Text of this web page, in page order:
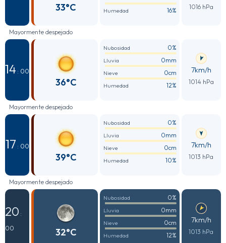
33°C Humedad 16% 1016 hPa
Mayormente despejado
14 : 00
36°C
Nubosidad 0%
Lluvia 0mm
Nieve 0cm
Humedad 12%
7km/h
1014 hPa
Mayormente despejado
17 : 00
39°C
Nubosidad 0%
Lluvia 0mm
Nieve 0cm
Humedad 10%
7km/h
1013 hPa
Mayormente despejado
20 :
00
32°C
Nubosidad 0%
Lluvia 0mm
Nieve 0cm
Humedad 12%
7km/h
1013 hPa